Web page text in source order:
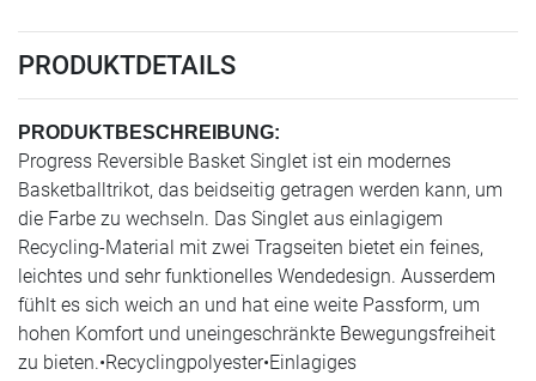
PRODUKTDETAILS
PRODUKTBESCHREIBUNG:
Progress Reversible Basket Singlet ist ein modernes
Basketballtrikot, das beidseitig getragen werden kann, um
die Farbe zu wechseln. Das Singlet aus einlagigem
Recycling-Material mit zwei Tragseiten bietet ein feines,
leichtes und sehr funktionelles Wendedesign. Ausserdem
fühlt es sich weich an und hat eine weite Passform, um
hohen Komfort und uneingeschränkte Bewegungsfreiheit
zu bieten.•Recyclingpolyester•Einlagiges